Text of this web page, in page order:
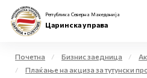
Република Северна Македонија
Царинска управа
Почетна Бизнис заедница
Плаќање на акциза за тутунски